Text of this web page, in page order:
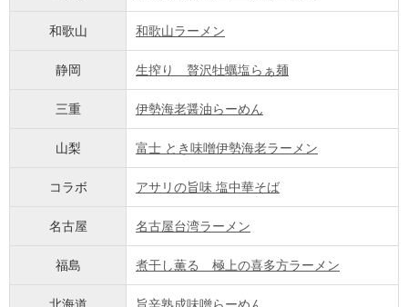
和歌山 和歌山ラーメン
静岡 生搾り 贅沢牡蠣塩らぁ麺
三重 伊勢海老醤油らーめん
山梨 富士 とき味噌伊勢海老ラーメン
コラボ アサリの旨味 塩中華そば
名古屋 名古屋台湾ラーメン
福島 煮干し薫る 極上の喜多方ラーメン
北海道 旨辛熟成味噌らーめん